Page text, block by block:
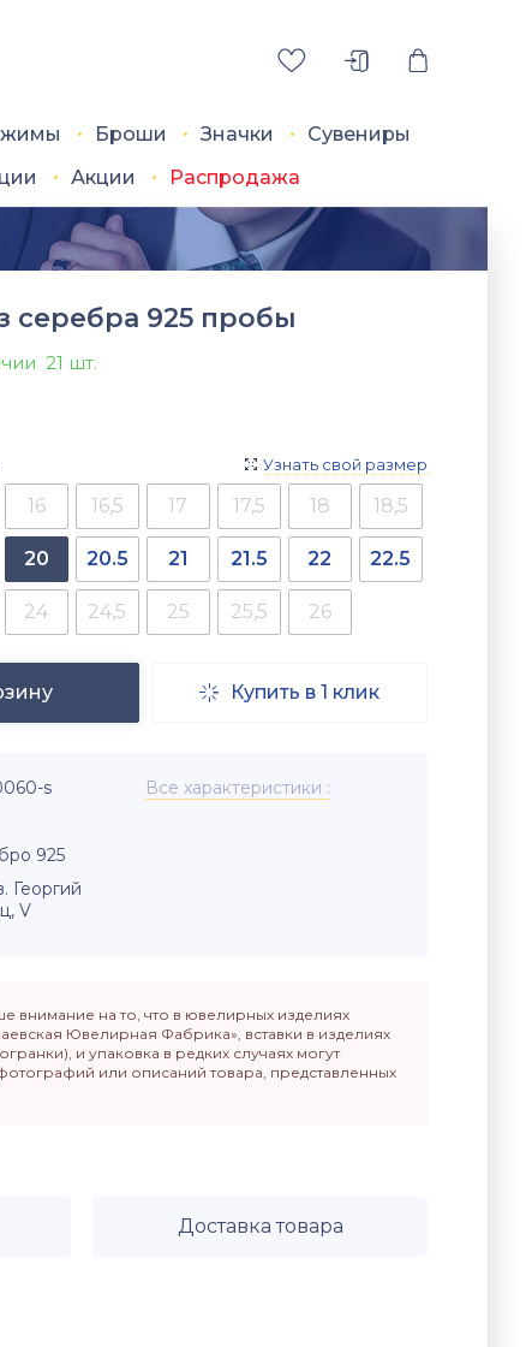
Броши Значки
Сувениры
Акции Распродажа
серебра 925 пробы
21 шт.
 Узнать свой размер
16 16,5 17 17,5 18 18,5
20 20.5 21 21.5 22 22.5
24 24,5 25 25,5 26
 Купить в 1 клик
s
925
Георгий
V
Все характеристики
внимание на то, что в ювелирных изделиях
Ювелирная Фабрика», вставки в изделиях
и упаковка в редких случаях могут
или описаний товара, представленных
Доставка товара